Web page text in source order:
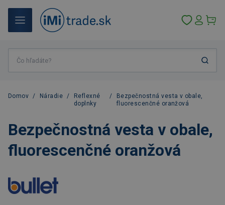
Domov / Náradie /
Reflexné
doplnky
/
Bezpečnostná vesta v obale,
fluorescenčné oranžová
Bezpečnostná vesta v obale,
fluorescenčné oranžová